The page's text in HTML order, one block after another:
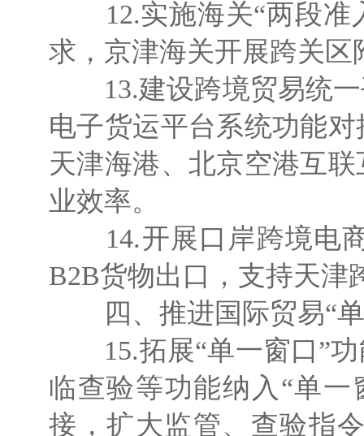
12.实施海关“两段准入
求，京津海关开展跨关
13.建设跨境贸易统一
电子货运平台系统功能
天津海港、北京空港互
业效率。
14.开展口岸跨境电商
B2B货物出口，支持天津
四、推进国际贸易“
15.拓展“单一窗口”功
临查验等功能纳入“单
接，扩大监管、查验指